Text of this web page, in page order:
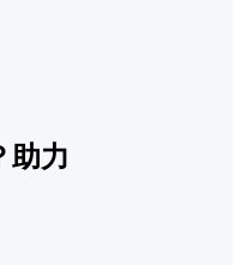
助力